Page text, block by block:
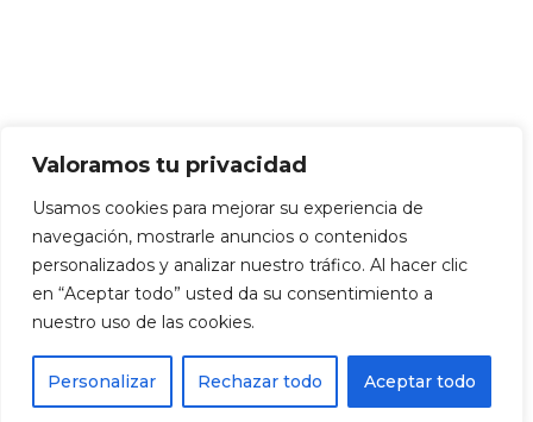
Valoramos tu privacidad
Usamos cookies para mejorar su experiencia de
navegación, mostrarle anuncios o contenidos
personalizados y analizar nuestro tráfico. Al hacer clic
en “Aceptar todo” usted da su consentimiento a
nuestro uso de las cookies.
Personalizar Rechazar todo Aceptar todo